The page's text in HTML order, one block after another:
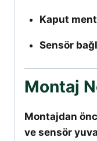
Kaput
Sensör
Montaj
Montajdan
ve sensör